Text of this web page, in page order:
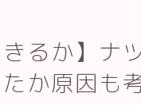
きるか】ナ
か原因も